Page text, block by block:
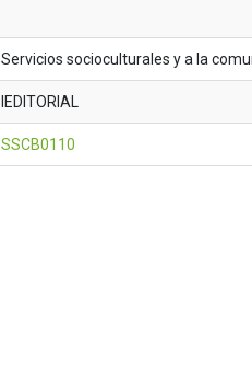
Servicios socioculturales y a la
IEDITORIAL
SSCB0110